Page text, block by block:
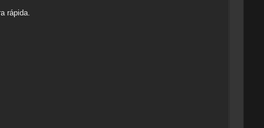
rápida.